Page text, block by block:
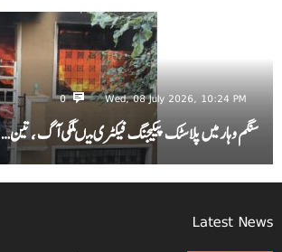
Wed, 08 July 2026, 10:24 PM
0
سنگم وہار میں پلاسٹک پیکیجنگ فیکٹری میںلگی آگ ، تین…
Latest News